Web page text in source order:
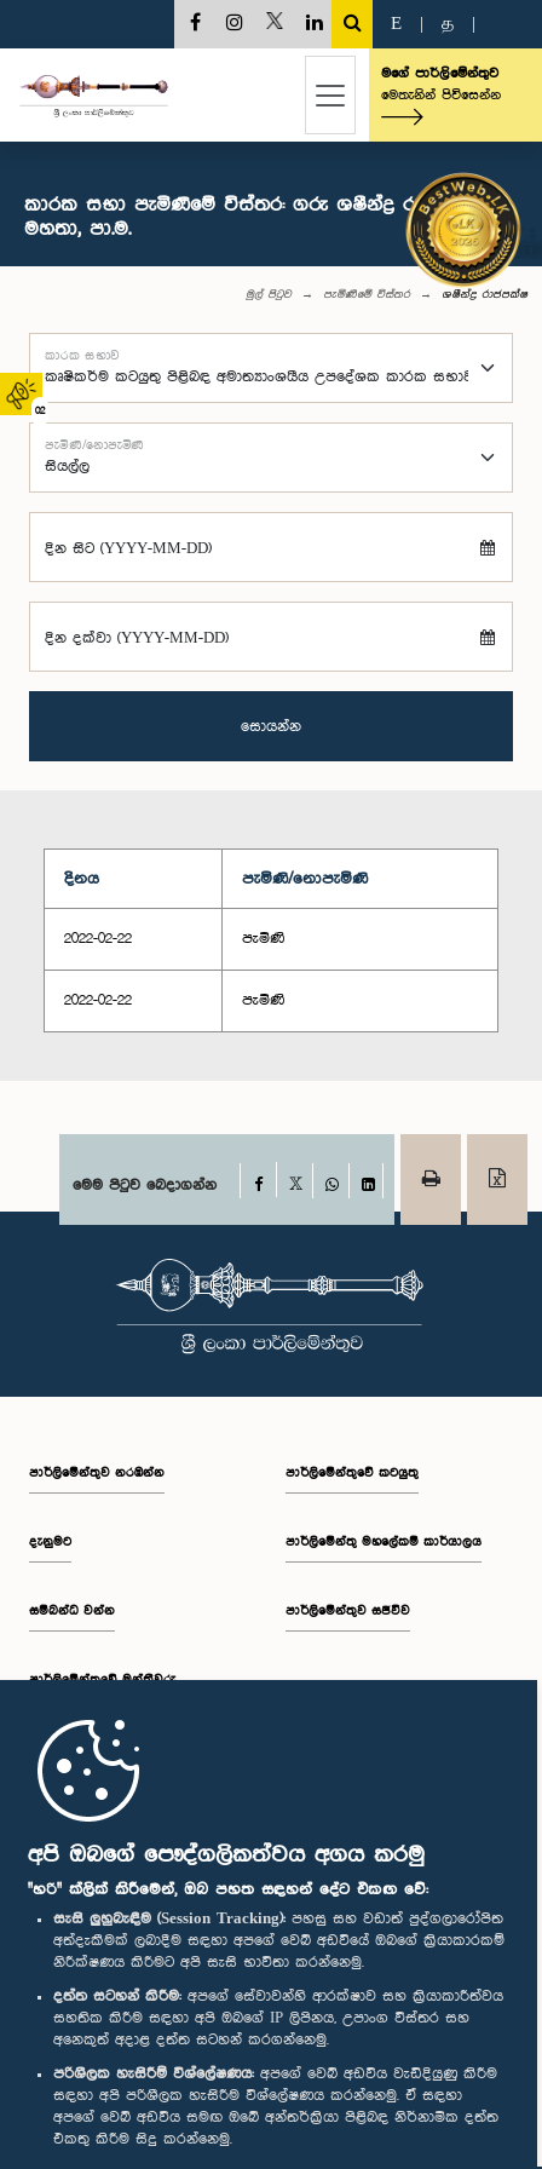
අපි ඔබගේ පෞද්ගලිකත්වය අගය කරමු
"හරි" ක්ලික් කිරීමෙන්, ඔබ පහත සඳහන් දේට එකඟ වේ:
සැසි ලුහුබැඳීම (Session Tracking): පහසු සහ වඩාත් පුද්ගලාරෝපිත
අත්දැකීමක් ලබාදීම සඳහා අපගේ වෙබ් අඩවියේ ඔබගේ ක්‍රියාකාරකම්
නිරීක්ෂණය කිරීමට අපි සැසි භාවිතා කරන්නෙමු.
දත්ත සටහන් කිරීම: අපගේ සේවාවන්හි ආරක්ෂාව සහ ක්‍රියාකාරීත්වය
සහතික කිරීම සඳහා අපි ඔබගේ IP ලිපිනය, උපාංග විස්තර සහ
අනෙකුත් අදාළ දත්ත සටහන් කරගන්නෙමු.
පරිශීලක හැසිරීම් විශ්ලේෂණය: අපගේ වෙබ් අඩවිය වැඩිදියුණු කිරීම
සඳහා අපි පරිශීලක හැසිරීම විශ්ලේෂණය කරන්නෙමු. ඒ සඳහා
අපගේ වෙබ් අඩවිය සමඟ ඔබේ අන්තර්ක්‍රියා පිළිබඳ නිර්නාමික දත්ත
එකතු කිරීම සිදු කරන්නෙමු.
02
E த
මගේ පාර්ලිමේන්තුව
මෙතැනින් පිවිසෙන්න
කාරක සභා පැමිණීමේ විස්තර: ගරු ශෂීන්ද්‍ර රාජපක්ෂ
මහතා, පා.ම.
මුල් පිටුව පැමිණීමේ විස්තර ශෂීන්ද්‍ර රාජපක්ෂ
කාරක සභාව
පැමිණි/නොපැමිණි
දින සිට (YYYY-MM-DD)
දින දක්වා (YYYY-MM-DD)
සොයන්න
දිනය පැමිණි/නොපැමිණි
2022-02-22 පැමිණි
2022-02-22 පැමිණි
මෙම පිටුව බෙදාගන්න Facebook
WhatsAppLinkedIn
පාර්ලි‌මේන්තුව නරඹන්න
දැනුමට
සම්බන්ධ වන්න
පාර්ලි‌මේන්තුවේ මන්ත්‍රීවරු
මුල් පිටුව
පාර්ලිමේන්තුවේ කටයුතු
පාර්ලිමේන්තු මහලේකම් කාර්යාලය
පාර්ලිමේන්තුව සජීවීව
පාර්ලිමේන්තු ජංගම යෙදුම
අප හා සම්බන්ධ වී සිටින්න :
සම්මාන
පෞද්ගලිකත්ව ප්‍රතිපත්තිය